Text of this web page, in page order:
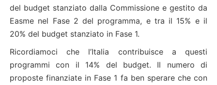
del budget stanziato dalla Commissione e gestito da
Easme nel Fase 2 del programma, e tra il 15% e il
20% del budget stanziato in Fase 1.
Ricordiamoci che l’Italia contribuisce a questi
programmi con il 14% del budget. Il numero di
proposte finanziate in Fase 1 fa ben sperare che con